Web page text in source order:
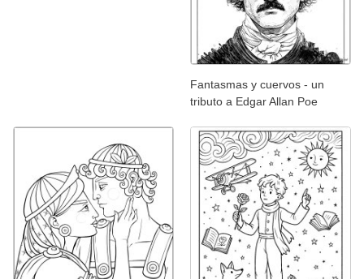
Fantasmas y cuervos - un
tributo a Edgar Allan Poe